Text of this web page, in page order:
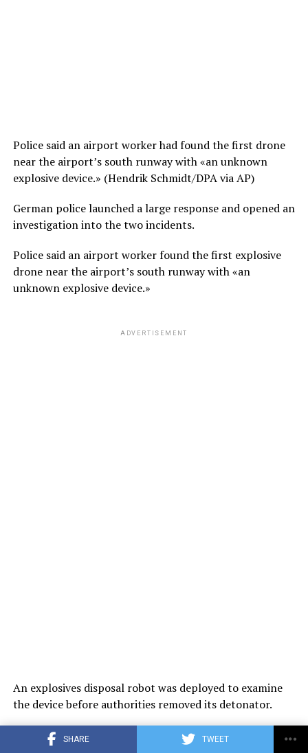
SHARE TWEET
Police said an airport worker had found the first drone
near the airport’s south runway with «an unknown
explosive device.» (Hendrik Schmidt/DPA via AP)
German police launched a large response and opened an
investigation into the two incidents.
Police said an airport worker found the first explosive
drone near the airport’s south runway with «an
unknown explosive device.»
ADVERTISEMENT
An explosives disposal robot was deployed to examine
the device before authorities removed its detonator.
The plane, bearing the blue and yellow colors of the